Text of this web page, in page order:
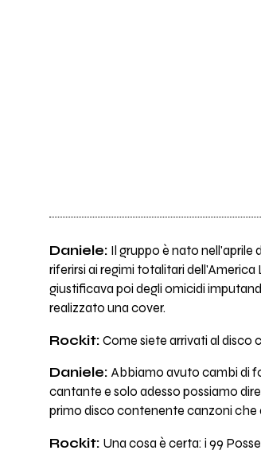
Daniele: Il gruppo è nato nell'aprile
riferirsi ai regimi totalitari
giustificava poi degli omicidi
realizzato una cover.
Rockit: Come siete arrivati al disco
Daniele: Abbiamo avuto cambi di
cantante e solo adesso possiamo
primo disco contenente canzoni che
Rockit: Una cosa è certa: i 99